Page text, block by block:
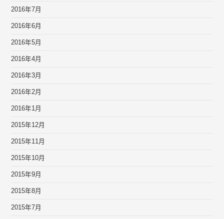
2016年7月
2016年6月
2016年5月
2016年4月
2016年3月
2016年2月
2016年1月
2015年12月
2015年11月
2015年10月
2015年9月
2015年8月
2015年7月